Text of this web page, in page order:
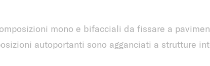
mono e bifacciali da fissare a
autoportanti sono agganciati a strutture